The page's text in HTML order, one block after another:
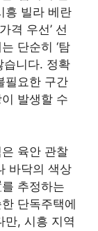
흥 빌라 베란
격 우선’ 선
단순히 ‘탐
습니다. 정확
필요한 구간
발생할 수
육안 관찰
바닥의 색상
추정하는
단독주택에
만, 시흥 지역